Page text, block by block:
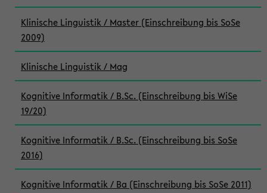
Klinische Linguistik / Master (Einschreibung bis SoSe
2009)
Klinische Linguistik / Mag
Kognitive Informatik / B.Sc. (Einschreibung bis WiSe
19/20)
Kognitive Informatik / B.Sc. (Einschreibung bis SoSe
2016)
Kognitive Informatik / Ba (Einschreibung bis SoSe 2011)